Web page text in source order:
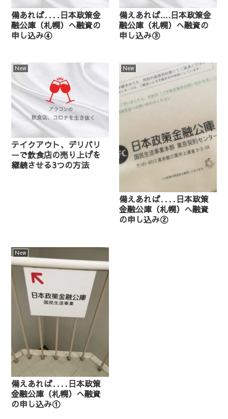
備あれば‥‥日本政策金
融公庫（札幌）へ融資の
申し込み④
備えあれば….日本政策金
融公庫（札幌）へ融資の
申し込み③
New
テイクアウト、デリバリ
ーで飲食店の売り上げを
継続させる3つの方法
New
備えあれば‥‥日本政策
金融公庫（札幌）へ融資
の申し込み②
New
備えあれば‥‥日本政策
金融公庫（札幌）へ融資
の申し込み①